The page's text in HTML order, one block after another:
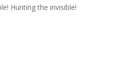
Hunting the invisible!